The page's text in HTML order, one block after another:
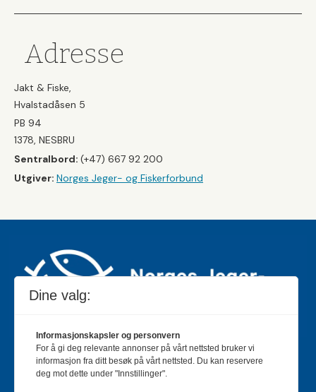
Adresse
Jakt & Fiske,
Hvalstadåsen 5
PB 94
1378, NESBRU
Sentralbord: (+47) 667 92 200
Utgiver: Norges Jeger- og Fiskerforbund
Jakt & Fiske er landets største og eldste magasin for
jakt- og fiskeinteresserte med 195 000 månedlige
Dine valg:
Informasjonskapsler og personvern
For å gi deg relevante annonser på vårt nettsted bruker vi
informasjon fra ditt besøk på vårt nettsted. Du kan reservere
deg mot dette under "Innstillinger".